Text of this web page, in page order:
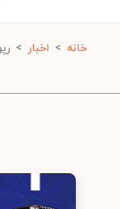
خانه اخبار